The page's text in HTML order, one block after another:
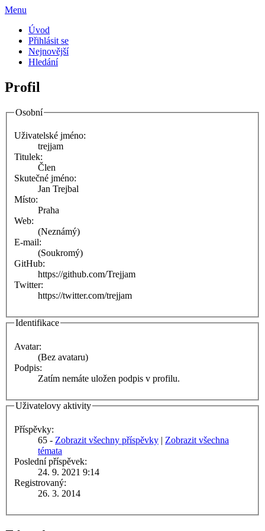
Menu
Úvod
Přihlásit se
Nejnovější
Hledání
Profil
Osobní
Uživatelské jméno:
trejjam
Titulek:
Člen
Skutečné jméno:
Jan Trejbal
Místo:
Praha
Web:
(Neznámý)
E-mail:
(Soukromý)
GitHub:
https://github.com/Trejjam
Twitter:
https://twitter.com/trejjam
Identifikace
Avatar:
(Bez avataru)
Podpis:
Zatím nemáte uložen podpis v profilu.
Uživatelovy aktivity
Příspěvky:
65 - Zobrazit všechny příspěvky | Zobrazit všechna
témata
Poslední příspěvek:
24. 9. 2021 9:14
Registrovaný:
26. 3. 2014